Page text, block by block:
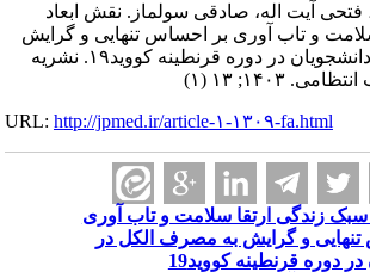
آیت اله، صادقی سولماز. نقش ابعاد
و تاب آوری بر احساس تنهایی و گرایش
به مصرف الکل در دانشجویان در دوره قرنطینه کووید۱۹. نشریه
۱۳ (۱)
URL:http://jpmed.ir/article-۱-۱۳۰۹-fa.html
زندگی ارتقا سلامت و تاب آوری
و گرایش به مصرف الکل در
دوره قرنطینه کووید19